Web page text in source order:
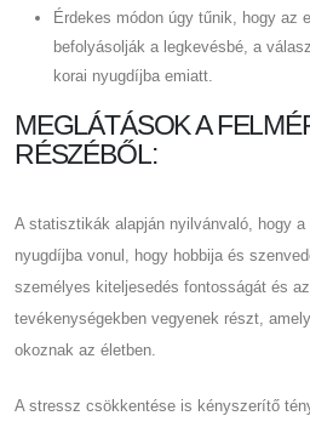
Érdekes módon úgy tűnik, hogy az
befolyásolják a legkevésbé, a
korai nyugdíjba emiatt.
MEGLÁTÁSOK A
RÉSZÉBŐL:
A statisztikák alapján nyilvánvaló, hogy
nyugdíjba vonul, hogy hobbija és
személyes kiteljesedés fontosságát és
tevékenységekben vegyenek részt,
okoznak az életben.
A stressz csökkentése is kényszerítő